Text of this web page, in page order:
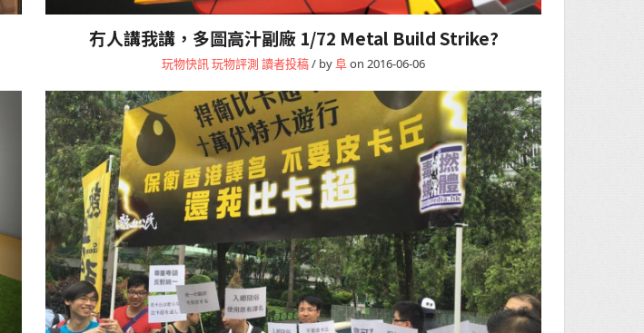
冇人講我講，多圖高汁副廠 1/72 Metal Build Strike?
玩物快訊玩物評測 讀者投稿/ by阜on 2016-06-06